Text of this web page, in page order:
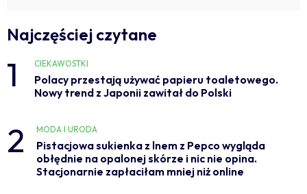
Najczęściej czytane
1 CIEKAWOSTKI
Polacy przestają używać papieru toaletowego.
Nowy trend z Japonii zawitał do Polski
2 MODA I URODA
Pistacjowa sukienka z lnem z Pepco wygląda
obłędnie na opalonej skórze i nic nie opina.
Stacjonarnie zapłaciłam mniej niż online